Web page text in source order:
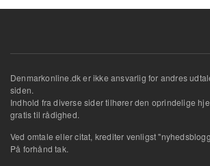
Denmarkonline.dk er ikke ansvarlig for andres
siden.
Indhold fra diverse sider tilhører den oprindelige
gratis til rådighed.
Ved omtale eller citat, krediter venligst
På forhånd tak.